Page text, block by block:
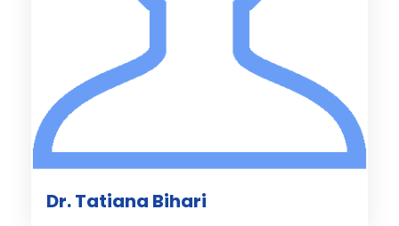
Dr. Tatiana Bihari